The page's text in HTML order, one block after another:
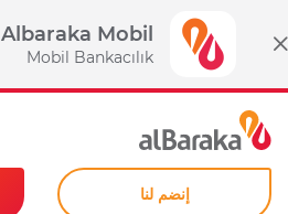
Albaraka Mobil
Mobil Bankacılık
إنضم لنا